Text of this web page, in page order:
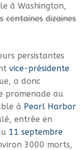
à Washington,
centaines dizaines
persistantes
vice-présidente
a donc
promenade au
à Pearl Harbor
entrée en
11 septembre
3000 morts,